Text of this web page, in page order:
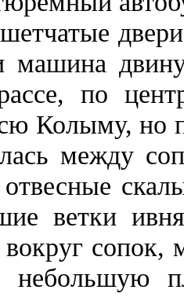
машина
по
Колыму, но
между
ветки
вокруг